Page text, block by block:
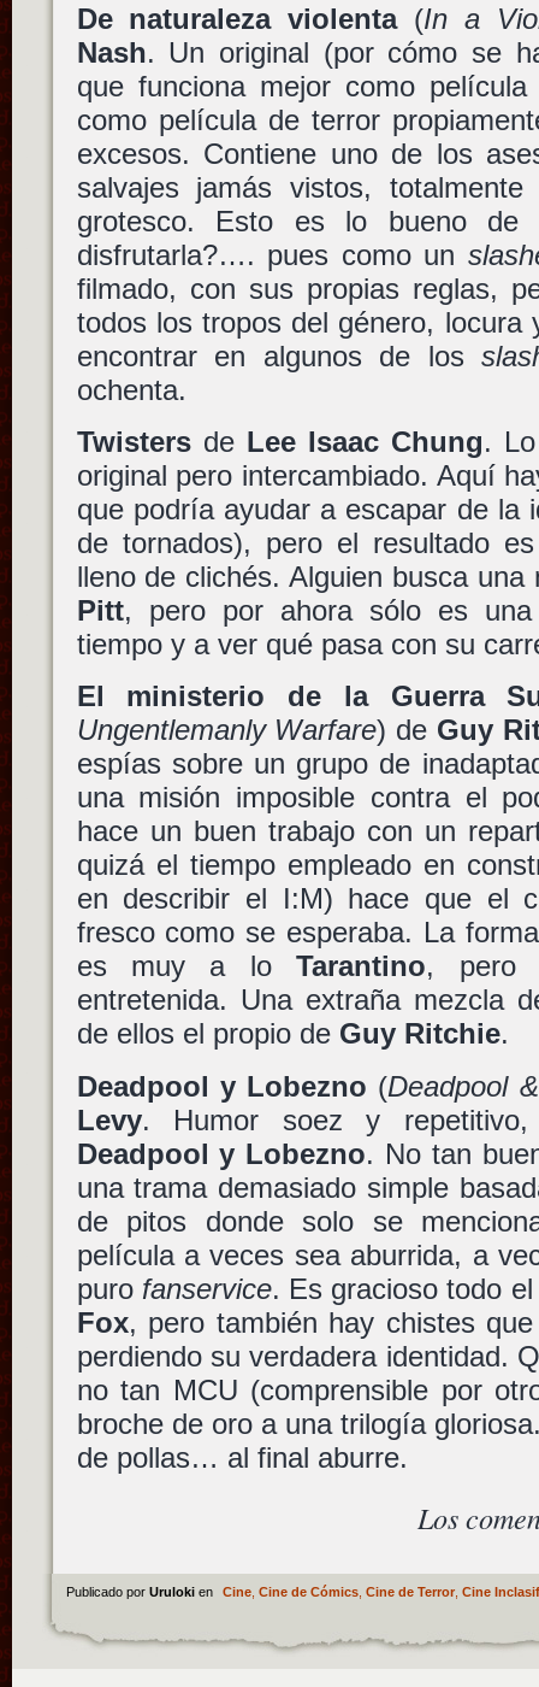
De naturaleza violenta(In a
Nash. Un original (por cómo se
que funciona mejor como
como película de terror
excesos. Contiene uno de los
salvajes jamás vistos,
grotesco. Esto es lo bueno
disfrutarla?…. pues como un
filmado, con sus propias reglas,
todos los tropos del género, locura
encontrar en algunos de los
ochenta.
Twistersde Lee Isaac Chung.
original pero intercambiado. Aquí
que podría ayudar a escapar de la
de tornados), pero el resultado
lleno de clichés. Alguien busca
Pitt, pero por ahora sólo es
tiempo y a ver qué pasa con su
El ministerio de la Guerra
Ungentlemanly Warfare) de Guy
espías sobre un grupo de
una misión imposible contra el
hace un buen trabajo con un
quizá el tiempo empleado en
en describir el I:M) hace que el
fresco como se esperaba. La
es muy a loTarantino, pero
entretenida. Una extraña mezcla
de ellos el propio de Guy Ritchie.
Deadpool y Lobezno (Deadpool
Levy. Humor soez y
Deadpool y Lobezno. No tan
una trama demasiado simple
de pitos donde solo se
película a veces sea aburrida, a
puro fanservice. Es gracioso todo
Fox, pero también hay chistes
perdiendo su verdadera identidad.
no tan MCU (comprensible por
broche de oro a una trilogía
de pollas… al final aburre.
Los
Publicado por Uruloki en Cine, Cine de Cómics, Cine de Terror, Cine